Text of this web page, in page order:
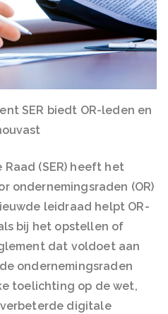
SER biedt OR-leden en
Raad (SER) heeft het
ondernemingsraden (OR)
leidraad helpt OR-
bij het opstellen of
dat voldoet aan
ondernemingsraden
toelichting op de wet,
digitale